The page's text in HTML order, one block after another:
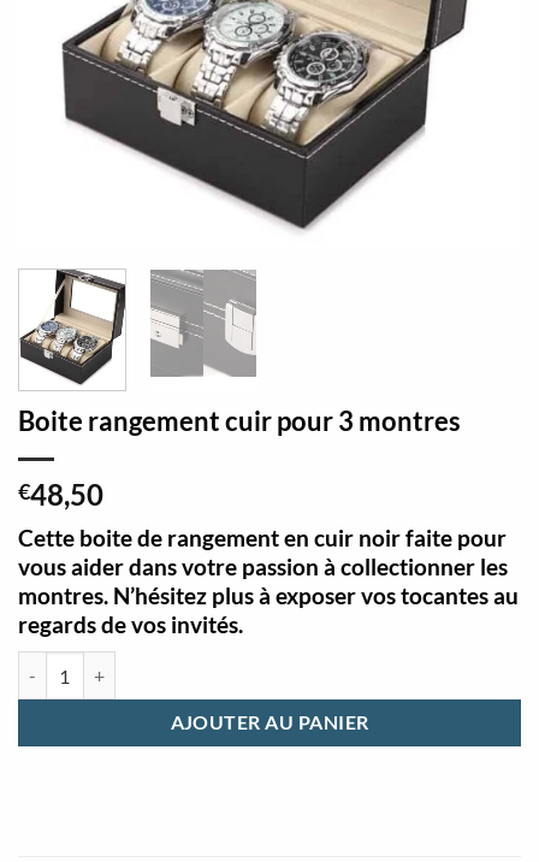
Boite rangement cuir pour 3 montres
€48,50
Cette boite de rangement en cuir noir faite pour
vous aider dans votre passion à collectionner les
montres. N’hésitez plus à exposer vos tocantes au
regards de vos invités.
AJOUTER AU PANIER